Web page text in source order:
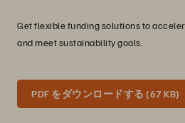
Get flexible funding solutions to
and meet sustainability goals.
PDF をダウンロードする (67 KB)